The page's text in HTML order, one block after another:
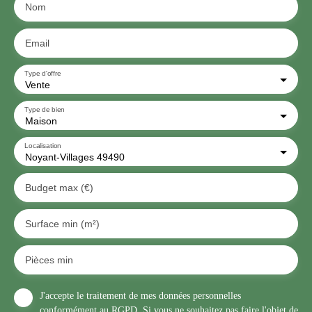
Nom
Email
Vente
Type d'offre
Maison
Type de bien
Noyant-Villages 49490
Localisation
Budget max (€)
Surface min (m²)
Pièces min
J'accepte le traitement de mes données personnelles
conformément au RGPD. Si vous ne souhaitez pas faire l'objet de